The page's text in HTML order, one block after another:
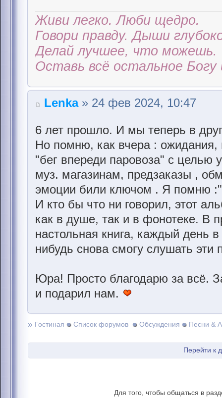
Живи легко. Люби щедро.
Говори правду. Дыши
Делай лучшее, что можешь.
Оставь всё остальное Богу
Lenka» 24 фев 2024, 10:47
6 лет прошло. И мы теперь в
Но помню, как вчера : ожидания,
"бег впереди паровоза" с
муз. магазинам, предзаказы ,
эмоции били ключом . Я помню
И кто бы что ни говорил, этот
как в душе, так и в фонотеке. В
настольная книга, каждый день
нибудь снова смогу слушать эти
Юра! Просто благодарю за всё.
и подарил нам.
» Гостиная Список форумов Обсуждения Песни &
Перейти к
Для того, чтобы общаться в